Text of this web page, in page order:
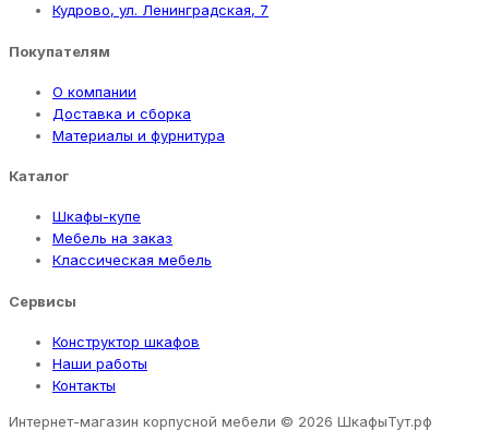
Кудрово, ул. Ленинградская, 7
Покупателям
О компании
Доставка и сборка
Материалы и фурнитура
Каталог
Шкафы-купе
Мебель на заказ
Классическая мебель
Сервисы
Конструктор шкафов
Наши работы
Контакты
Интернет-магазин корпусной мебели © 2026 ШкафыТут.рф